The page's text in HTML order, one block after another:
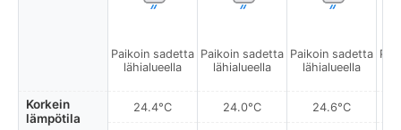
Korkein
lämpötila
Paikoin sadetta
lähialueella
24.4°C
Paikoin sadetta
lähialueella
24.0°C
Paikoin sadetta
lähialueella
24.6°C